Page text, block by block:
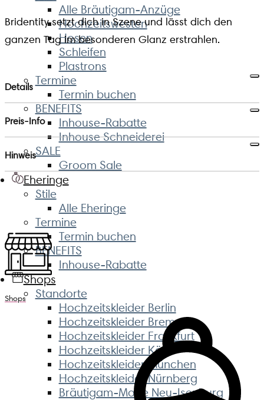
Alle Bräutigam-Anzüge
Hochzeitswesten
Hosen
Schleifen
Plastrons
Termine
Termin buchen
BENEFITS
Inhouse-Rabatte
Inhouse Schneiderei
SALE
Groom Sale
Eheringe
Stile
Alle Eheringe
Termine
Termin buchen
BENEFITS
Inhouse-Rabatte
Shops
Standorte
Hochzeitskleider Berlin
Hochzeitskleider Bremen
Hochzeitskleider Frankfurt
Hochzeitskleider Köln
Hochzeitskleider München
Hochzeitskleider Nürnberg
Bräutigam-Mode Neu-Isenburg
Bridentity setzt dich in Szene und lässt dich den
ganzen Tag im besonderen Glanz erstrahlen.
Details
Preis-Info
Hinweis
Shops